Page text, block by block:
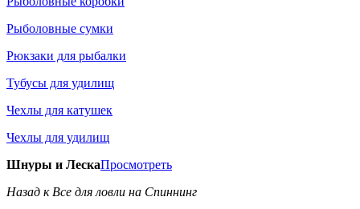
Рыболовные сумки
Рюкзаки для рыбалки
Тубусы для удилищ
Чехлы для катушек
Чехлы для удилищ
Шнуры и ЛескаПросмотреть
Назад к Все для ловли на Спиннинг